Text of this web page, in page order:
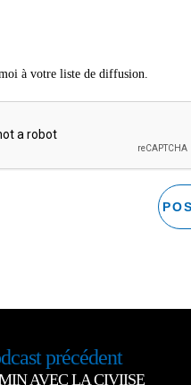
à votre liste de diffusion.
précédent
AVEC LA CIVIISE